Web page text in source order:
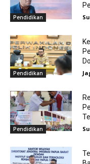
Pendidikan
Pendidikan
Pendidikan